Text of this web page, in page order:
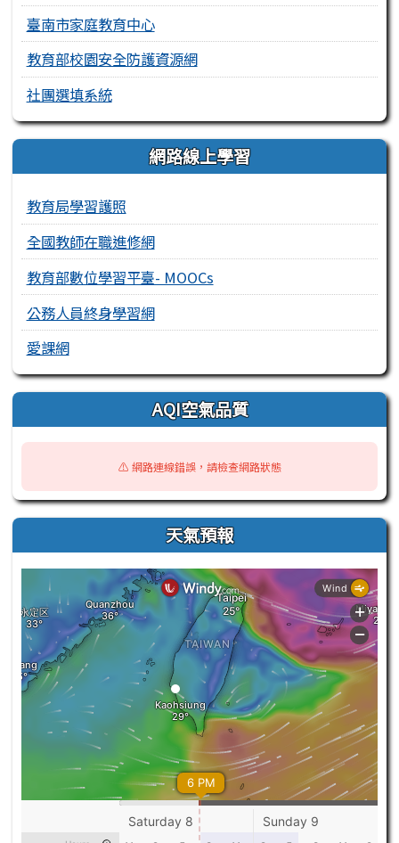
臺南市家庭教育中心
教育部校園安全防護資源網
社團選填系統
網路線上學習
教育局學習護照
全國教師在職進修網
教育部數位學習平臺- MOOCs
公務人員終身學習網
愛課網
AQI空氣品質
⚠️ 網路連線錯誤，請檢查網路狀態
天氣預報